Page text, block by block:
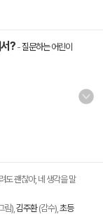
?-질문하는 어린이
도 괜찮아, 네 생각을 말
림), 김주환(감수), 초등